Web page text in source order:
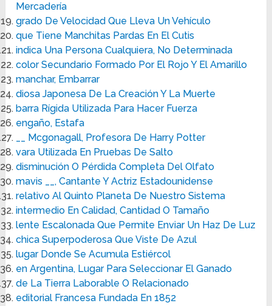
Mercadería
grado De Velocidad Que Lleva Un Vehículo
que Tiene Manchitas Pardas En El Cutis
indica Una Persona Cualquiera, No Determinada
color Secundario Formado Por El Rojo Y El Amarillo
manchar, Embarrar
diosa Japonesa De La Creación Y La Muerte
barra Rígida Utilizada Para Hacer Fuerza
engaño, Estafa
__ Mcgonagall, Profesora De Harry Potter
vara Utilizada En Pruebas De Salto
disminución O Pérdida Completa Del Olfato
mavis __, Cantante Y Actriz Estadounidense
relativo Al Quinto Planeta De Nuestro Sistema
intermedio En Calidad, Cantidad O Tamaño
lente Escalonada Que Permite Enviar Un Haz De Luz
chica Superpoderosa Que Viste De Azul
lugar Donde Se Acumula Estiércol
en Argentina, Lugar Para Seleccionar El Ganado
de La Tierra Laborable O Relacionado
editorial Francesa Fundada En 1852